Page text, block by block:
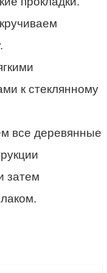
к стеклянному
все деревянные
затем